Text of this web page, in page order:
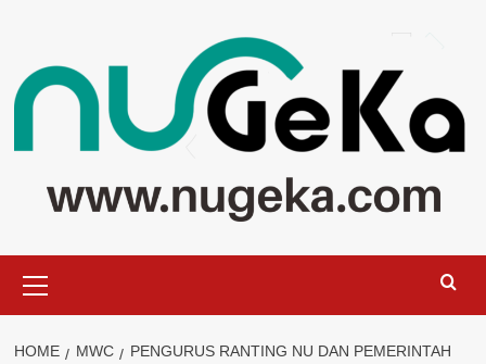
content
Menu
HOME MWC
PENGURUS RANTING NU DAN PEMERINTAH